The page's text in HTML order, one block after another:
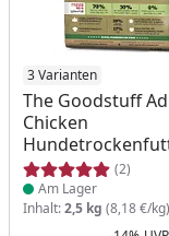
3 Varianten
The Goodstuff
Chicken
(2)
Produkt am Lager
Am Lager
Inhalt:2,5 kg (8,18 €/kg)